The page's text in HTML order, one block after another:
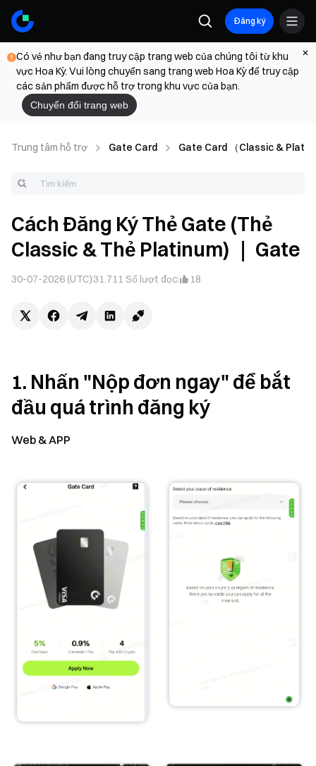
Đăng ký
Có vẻ như bạn đang truy cập trang web của chúng tôi từ khu
vực Hoa Kỳ. Vui lòng chuyển sang trang web Hoa Kỳ để truy cập
các sản phẩm được hỗ trợ trong khu vực của bạn.
Chuyển đổi trang web
Trung tâm hỗ trợ Gate Card Gate Card （Classic &
Cách Đăng Ký Thẻ Gate (Thẻ
Classic & Thẻ Platinum) ｜ Gate
30-07-2026 (UTC)31.711 Số lượt đọc 18
1. Nhấn "Nộp đơn ngay" để bắt
đầu quá trình đăng ký
Web & APP